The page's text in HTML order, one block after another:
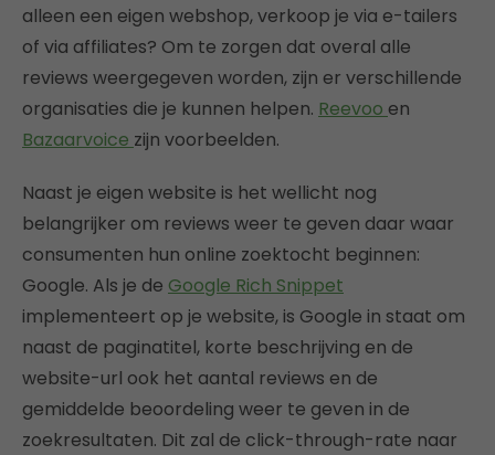
alleen een eigen webshop, verkoop je via e-tailers
of via affiliates? Om te zorgen dat overal alle
reviews weergegeven worden, zijn er verschillende
organisaties die je kunnen helpen. Reevoo en
Bazaarvoice zijn voorbeelden.
Naast je eigen website is het wellicht nog
belangrijker om reviews weer te geven daar waar
consumenten hun online zoektocht beginnen:
Google. Als je de Google Rich Snippet
implementeert op je website, is Google in staat om
naast de paginatitel, korte beschrijving en de
website-url ook het aantal reviews en de
gemiddelde beoordeling weer te geven in de
zoekresultaten. Dit zal de click-through-rate naar